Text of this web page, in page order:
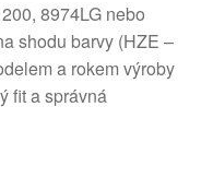
8974LG nebo
shodu barvy (HZE –
a rokem výroby
fit a správná